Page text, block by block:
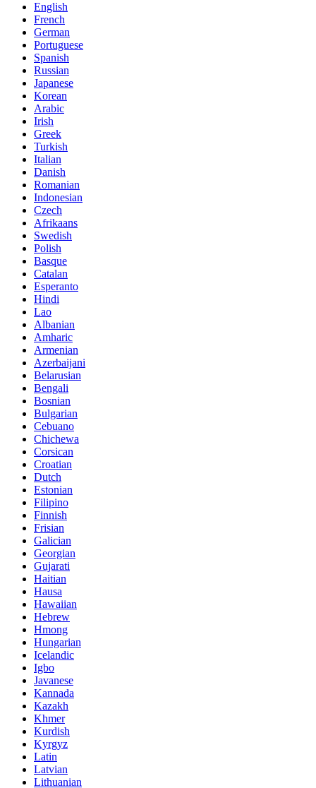
English
French
German
Portuguese
Spanish
Russian
Japanese
Korean
Arabic
Irish
Greek
Turkish
Italian
Danish
Romanian
Indonesian
Czech
Afrikaans
Swedish
Polish
Basque
Catalan
Esperanto
Hindi
Lao
Albanian
Amharic
Armenian
Azerbaijani
Belarusian
Bengali
Bosnian
Bulgarian
Cebuano
Chichewa
Corsican
Croatian
Dutch
Estonian
Filipino
Finnish
Frisian
Galician
Georgian
Gujarati
Haitian
Hausa
Hawaiian
Hebrew
Hmong
Hungarian
Icelandic
Igbo
Javanese
Kannada
Kazakh
Khmer
Kurdish
Kyrgyz
Latin
Latvian
Lithuanian